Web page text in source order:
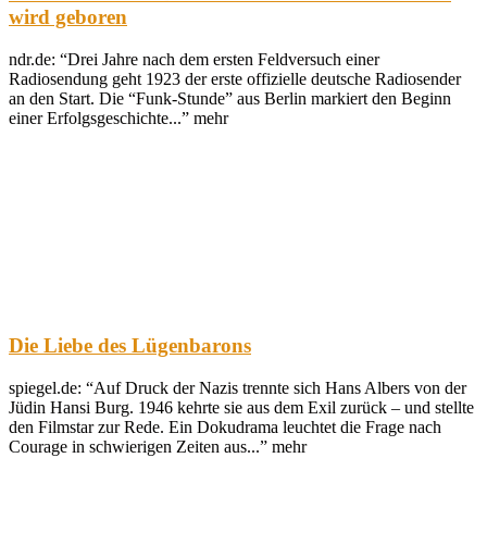
wird geboren
ndr.de: “Drei Jahre nach dem ersten Feldversuch einer
Radiosendung geht 1923 der erste offizielle deutsche Radiosender
an den Start. Die “Funk-Stunde” aus Berlin markiert den Beginn
einer Erfolgsgeschichte...” mehr
Die Liebe des Lügenbarons
spiegel.de: “Auf Druck der Nazis trennte sich Hans Albers von der
Jüdin Hansi Burg. 1946 kehrte sie aus dem Exil zurück – und stellte
den Filmstar zur Rede. Ein Dokudrama leuchtet die Frage nach
Courage in schwierigen Zeiten aus...” mehr